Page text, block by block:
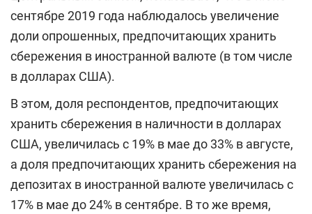
сентябре 2019 года наблюдалось увеличение
доли опрошенных, предпочитающих хранить
сбережения в иностранной валюте (в том числе
в долларах США).
В этом, доля респондентов, предпочитающих
хранить сбережения в наличности в долларах
США, увеличилась с 19% в мае до 33% в августе,
а доля предпочитающих хранить сбережения на
депозитах в иностранной валюте увеличилась с
17% в мае до 24% в сентябре. В то же время,